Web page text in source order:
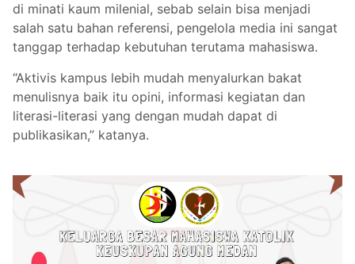
di minati kaum milenial, sebab selain bisa menjadi
salah satu bahan referensi, pengelola media ini sangat
tanggap terhadap kebutuhan terutama mahasiswa.
“Aktivis kampus lebih mudah menyalurkan bakat
menulisnya baik itu opini, informasi kegiatan dan
literasi-literasi yang dengan mudah dapat di
publikasikan,” katanya.